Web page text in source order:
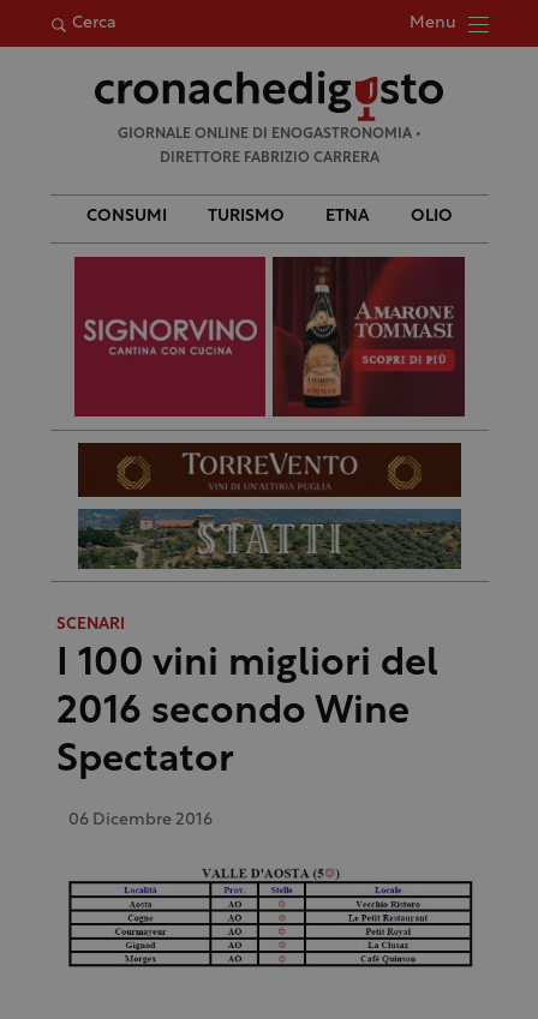
Cerca Menu
per:
GIORNALE ONLINE DI ENOGASTRONOMIA •
DIRETTORE FABRIZIO CARRERA
CONSUMI TURISMO ETNA OLIO
SCENARI
I 100 vini migliori del
2016 secondo Wine
Spectator
06 Dicembre 2016